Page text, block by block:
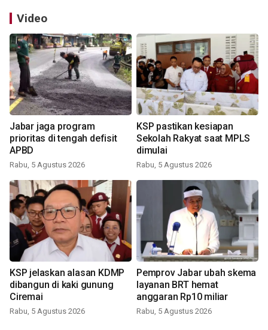
Video
Jabar jaga program
prioritas di tengah defisit
APBD
Rabu, 5 Agustus 2026
KSP pastikan kesiapan
Sekolah Rakyat saat MPLS
dimulai
Rabu, 5 Agustus 2026
KSP jelaskan alasan KDMP
dibangun di kaki gunung
Ciremai
Rabu, 5 Agustus 2026
Pemprov Jabar ubah skema
layanan BRT hemat
anggaran Rp10 miliar
Rabu, 5 Agustus 2026